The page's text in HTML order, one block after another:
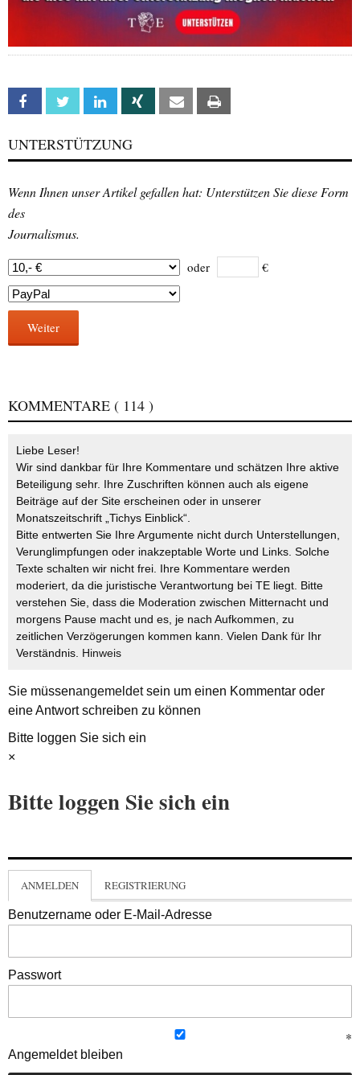
Facebook Twitter Linkedin Xing Email
UNTERSTÜTZUNG
Wenn Ihnen unser Artikel gefallen hat: Unterstützen Sie diese Form
des
Journalismus.
oder €
Weiter
KOMMENTARE ( 114 )
Liebe Leser!
Wir sind dankbar für Ihre Kommentare und schätzen Ihre aktive
Beteiligung sehr. Ihre Zuschriften können auch als eigene
Beiträge auf der Site erscheinen oder in unserer
Monatszeitschrift „Tichys Einblick“.
Bitte entwerten Sie Ihre Argumente nicht durch Unterstellungen,
Verunglimpfungen oder inakzeptable Worte und Links. Solche
Texte schalten wir nicht frei. Ihre Kommentare werden
moderiert, da die juristische Verantwortung bei TE liegt. Bitte
verstehen Sie, dass die Moderation zwischen Mitternacht und
morgens Pause macht und es, je nach Aufkommen, zu
zeitlichen Verzögerungen kommen kann. Vielen Dank für Ihr
Verständnis. Hinweis
Sie müssenangemeldetsein um einen Kommentar oder
eine Antwort schreiben zu können
Bitte loggen Sie sich ein
×
Bitte loggen Sie sich ein
ANMELDEN REGISTRIERUNG
Benutzername oder E-Mail-Adresse
Passwort
Angemeldet bleiben